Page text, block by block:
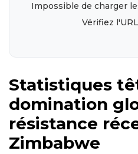
Impossible de charger
Vérifiez
Statistiques
domination
résistance
Zimbabwe